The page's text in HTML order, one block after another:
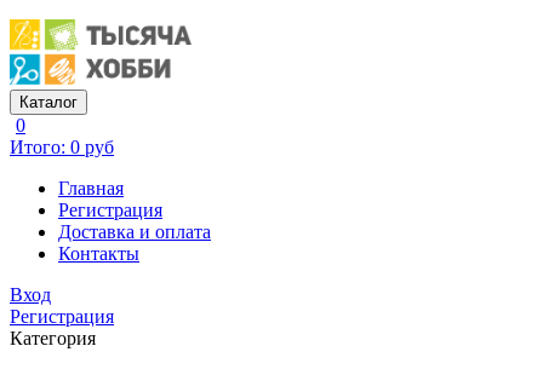
Каталог
0
Итого: 0 руб
Главная
Регистрация
Доставка и оплата
Контакты
Вход
Регистрация
Категория